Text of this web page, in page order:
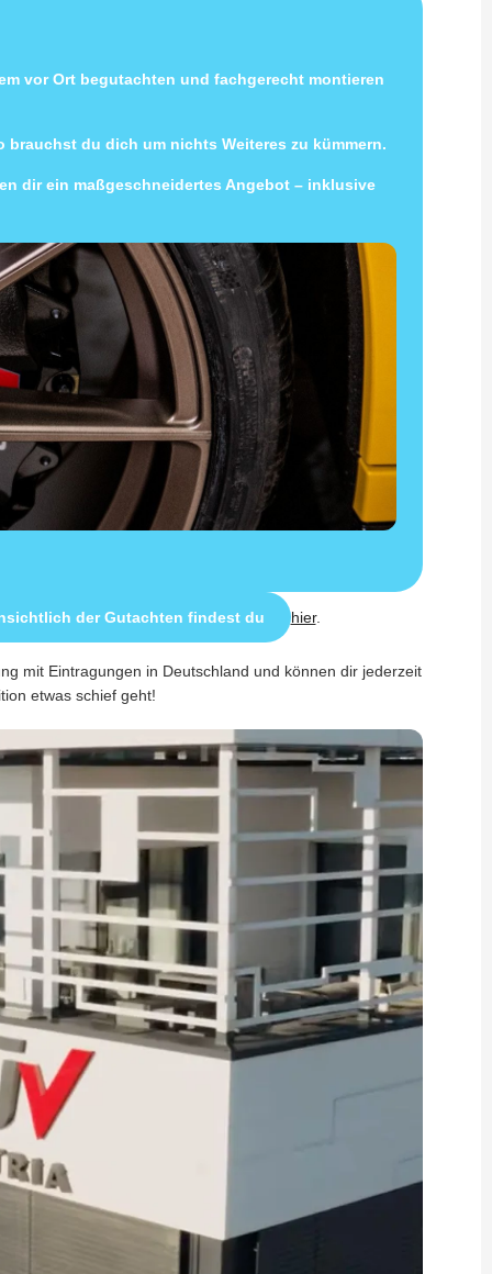
vor Ort begutachten und fachgerecht montieren
du dich um nichts Weiteres zu kümmern.
dir ein maßgeschneidertes Angebot – inklusive
der Gutachten findest du hier.
mit Eintragungen in Deutschland und können dir jederzeit
etwas schief geht!